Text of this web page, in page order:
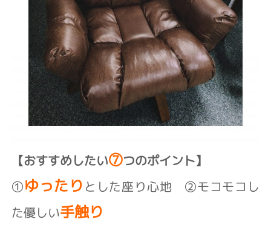
【おすすめしたい⑦つのポイント】
①ゆったり とした座り心地 ②モコモコし
た優しい手触り